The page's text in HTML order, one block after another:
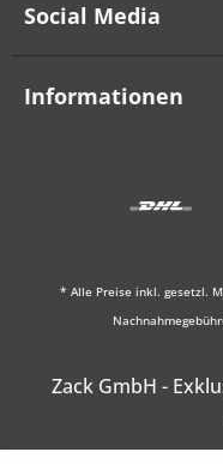
Social Media
Informationen
* Alle Preise inkl. gesetzl.
Zack GmbH -